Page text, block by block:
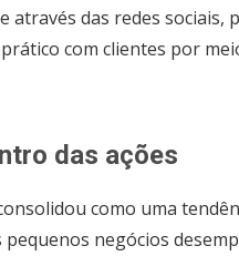
através das redes sociais,
com clientes por
das ações
como uma
negócios